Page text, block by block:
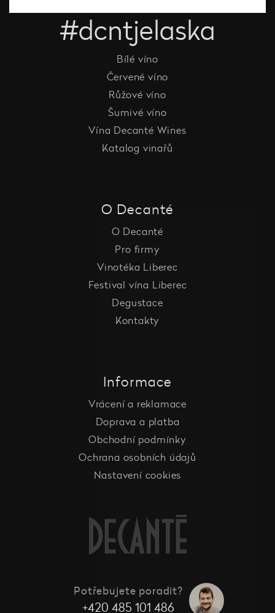
#dcntjelaska
Bílé víno
Červené víno
Růžové víno
Šumivé víno
Vína Decanté Wines
Katalog vinařů
O Decanté
O Decanté
Pro firmy
Vinotéka Liberec
Festival vína Liberec
Degustace
Kontakty
Informace
Vrácení a reklamace
Doprava a platba
Obchodní podmínky
Ochrana osobních údajů
Nastavení cookies
Potřebujete poradit?
+420 485 101 486